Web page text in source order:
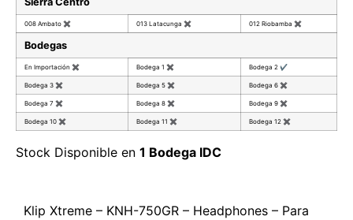
008 Ambato ✖ 013 Latacunga ✖ 012 Riobamba ✖
Bodegas
En Importación ✖ Bodega 1 ✖ Bodega 2 ✔
Bodega 3 ✖ Bodega 5 ✖ Bodega 6 ✖
Bodega 7 ✖ Bodega 8 ✖ Bodega 9 ✖
Bodega 10 ✖ Bodega 11 ✖ Bodega 12 ✖
Stock Disponible en 1 Bodega IDC
Klip Xtreme – KNH-750GR – Headphones – Para